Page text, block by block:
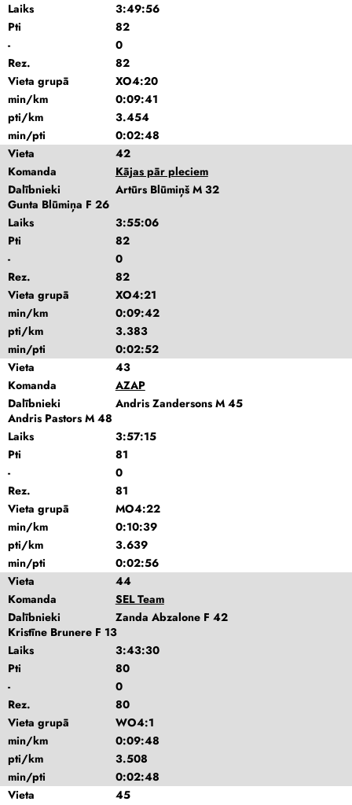
Laiks
3:49:56
Pti
82
-
0
Rez.
82
Vieta grupā
XO4:20
min/km
0:09:41
pti/km
3.454
min/pti
0:02:48
Vieta
42
Komanda
Kājas pār pleciem
Dalībnieki
Artūrs Blūmiņš M 32
Gunta Blūmiņa F 26
Laiks
3:55:06
Pti
82
-
0
Rez.
82
Vieta grupā
XO4:21
min/km
0:09:42
pti/km
3.383
min/pti
0:02:52
Vieta
43
Komanda
AZAP
Dalībnieki
Andris Zandersons M 45
Andris Pastors M 48
Laiks
3:57:15
Pti
81
-
0
Rez.
81
Vieta grupā
MO4:22
min/km
0:10:39
pti/km
3.639
min/pti
0:02:56
Vieta
44
Komanda
SEL Team
Dalībnieki
Zanda Abzalone F 42
Kristīne Brunere F 13
Laiks
3:43:30
Pti
80
-
0
Rez.
80
Vieta grupā
WO4:1
min/km
0:09:48
pti/km
3.508
min/pti
0:02:48
Vieta
45